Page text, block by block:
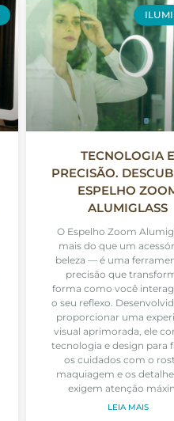
TECNOLOGIA E
PRECISÃO.
ESPELHO
ALUMIGLASS
O Espelho Zoom
mais do que um
beleza — é uma
precisão que
forma como você
o seu reflexo.
proporcionar uma
visual aprimorada, ele
tecnologia e design para
os cuidados com o
maquiagem e os
exigem atenção
LEIA MAIS